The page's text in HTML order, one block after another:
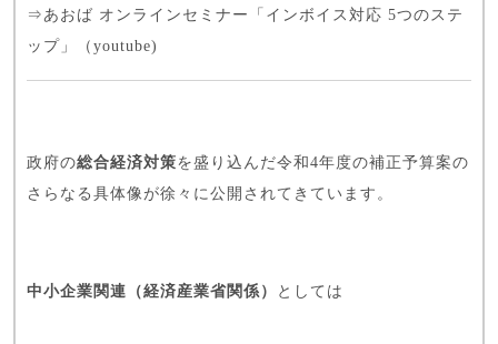
⇒あおば オンラインセミナー
「インボイス対応 5つのステ
ップ」
（youtube)
政府の総合経済対策を盛り込んだ令和4年度の補正予算案の
さらなる具体像が徐々に公開されてきています。
中小企業関連（経済産業省関係） としては